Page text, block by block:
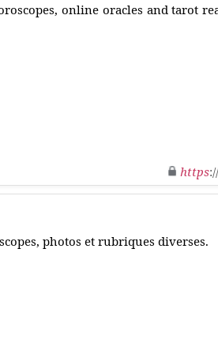
online oracles and tarot
https
photos et rubriques diverses.